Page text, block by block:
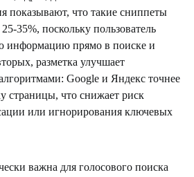
показывают, что такие сниппеты
35%, поскольку пользователь
информацию прямо в поиске и
разметка улучшает
Google и Яндекс точнее
страницы, что снижает риск
или игнорирования ключевых
важна для голосового поиска